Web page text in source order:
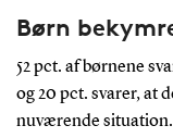
Børn
52 pct. af børnene
og 20 pct. svarer, at
nuværende situation.